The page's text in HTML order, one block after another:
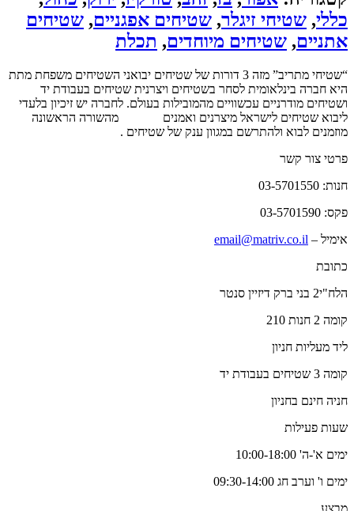
כללי, שטיחי זיגלר, שטיחים אפגניים, שטיחים
אתניים, שטיחים מיוחדים, תכלת
“שטיחי מתריב” מזה 3 דורות של שטיחים יבואני השטיחים משפחת מתת
היא חברה בינלאומית לסחר בשטיחים ויצרנית שטיחים בעבודת יד
ושטיחים מודרניים עכשוויים מהמובילות בעולם. לחברה יש זיכיון בלעדי
ליבוא שטיחים לישראל מיצרנים ואמנים
מהשורה הראשונה
מוזמנים לבוא ולהתרשם במגוון ענק של שטיחים .
פרטי צור קשר
חנות: 03-5701550
פקס: 03-5701590
אימיל – email@matriv.co.il
כתובת
הלח"י2 בני ברק דיזיין סנטר
קומה 2 חנות 210
ליד מעליות חניון
קומה 3 שטיחים בעבודת יד
חניה חינם בחניון
שעות פעילות
ימים א'-ה' 10:00-18:00
ימים ו' וערב חג 09:30-14:00
מבצע